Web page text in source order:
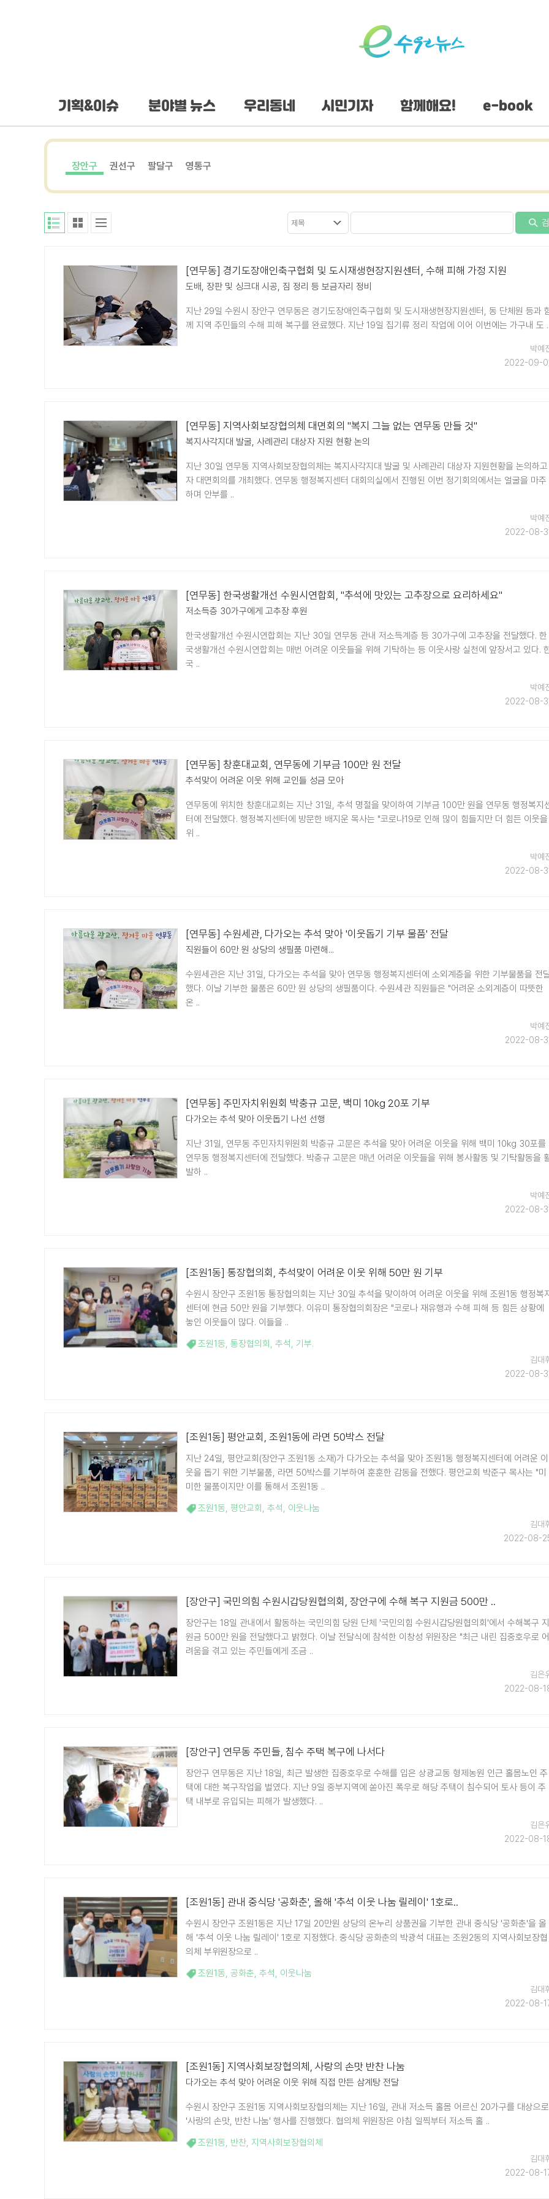
기획&이슈 분야별 뉴스 우리동네 시민기자 함께해요! e-book
장안구 권선구 팔달구 영통구
[연무동] 경기도장애인축구협회 및 도시재생현장지원센터, 수해 피해 가정 지원
도배, 장판 및 싱크대 시공, 짐 정리 등 보금자리 정비
지난 29일 수원시 장안구 연무동은 경기도장애인축구협회 및 도시재생현장지원센터, 동 단체원 등과
께 지역 주민들의 수해 피해 복구를 완료했다. 지난 19일 집기류 정리 작업에 이어 이번에는 가구내 도 ..
박예
2022-09-
[연무동] 지역사회보장협의체 대면회의 "복지 그늘 없는 연무동 만들 것"
복지사각지대 발굴, 사례관리 대상자 지원 현황 논의
지난 30일 연무동 지역사회보장협의체는 복지사각지대 발굴 및 사례관리 대상자 지원현황을 논의하고
자 대면회의를 개최했다. 연무동 행정복지센터 대회의실에서 진행된 이번 정기회의에서는 얼굴을 마주
하며 안부를 ..
박예
2022-08-
[연무동] 한국생활개선 수원시연합회, "추석에 맛있는 고추장으로 요리하세요"
저소득층 30가구에게 고추장 후원
한국생활개선 수원시연합회는 지난 30일 연무동 관내 저소득계층 등 30가구에 고추장을 전달했다. 한
국생활개선 수원시연합회는 매번 어려운 이웃들을 위해 기탁하는 등 이웃사랑 실천에 앞장서고 있다.
국 ..
박예
2022-08-
[연무동] 창훈대교회, 연무동에 기부금 100만 원 전달
추석맞이 어려운 이웃 위해 교인들 성금 모아
연무동에 위치한 창훈대교회는 지난 31일, 추석 명절을 맞이하여 기부금 100만 원을 연무동 행정복지
터에 전달했다. 행정복지센터에 방문한 배지운 목사는 "코로나19로 인해 많이 힘들지만 더 힘든 이웃을
위 ..
박예
2022-08-
[연무동] 수원세관, 다가오는 추석 맞아 '이웃돕기 기부 물품' 전달
직원들이 60만 원 상당의 생필품 마련해...
수원세관은 지난 31일, 다가오는 추석을 맞아 연무동 행정복지센터에 소외계층을 위한 기부물품을 전
했다. 이날 기부한 물품은 60만 원 상당의 생필품이다. 수원세관 직원들은 "어려운 소외계층이 따뜻한
온 ..
박예
2022-08-
[연무동] 주민자치위원회 박충규 고문, 백미 10kg 20포 기부
다가오는 추석 맞아 이웃돕기 나선 선행
지난 31일, 연무동 주민자치위원회 박충규 고문은 추석을 맞아 어려운 이웃을 위해 백미 10kg 30포를
연무동 행정복지센터에 전달했다. 박충규 고문은 매년 어려운 이웃들을 위해 봉사활동 및 기탁활동을
발하 ..
박예
2022-08-
[조원1동] 통장협의회, 추석맞이 어려운 이웃 위해 50만 원 기부
수원시 장안구 조원1동 통장협의회는 지난 30일 추석을 맞이하여 어려운 이웃을 위해 조원1동 행정복지
센터에 현금 50만 원을 기부했다. 이유미 통장협의회장은 "코로나 재유행과 수해 피해 등 힘든 상황에
놓인 이웃들이 많다. 이들을 ..
조원1동, 통장협의회 , 추석, 기부.
김대
2022-08-
[조원1동] 평안교회, 조원1동에 라면 50박스 전달
지난 24일, 평안교회(장안구 조원1동 소재)가 다가오는 추석을 맞아 조원1동 행정복지센터에 어려운 이
웃을 돕기 위한 기부물품, 라면 50박스를 기부하여 훈훈한 감동을 전했다. 평안교회 박준구 목사는 "미
미한 물품이지만 이를 통해서 조원1동 ..
조원1동, 평안교회 , 추석, 이웃나눔
김대
2022-08-
[장안구] 국민의힘 수원시갑당원협의회, 장안구에 수해 복구 지원금 500만 ..
장안구는 18일 관내에서 활동하는 국민의힘 당원 단체 '국민의힘 수원시갑당원협의회'에서 수해복구 지
원금 500만 원을 전달했다고 밝혔다. 이날 전달식에 참석한 이창성 위원장은 "최근 내린 집중호우로 어
려움을 겪고 있는 주민들에게 조금 ..
김은
2022-08-
[장안구] 연무동 주민들, 침수 주택 복구에 나서다
장안구 연무동은 지난 18일, 최근 발생한 집중호우로 수해를 입은 상광교동 형제농원 인근 홀몸노인 주
택에 대한 복구작업을 벌였다. 지난 9일 중부지역에 쏟아진 폭우로 해당 주택이 침수되어 토사 등이 주
택 내부로 유입되는 피해가 발생했다. ..
김은
2022-08-
[조원1동] 관내 중식당 '공화춘', 올해 '추석 이웃 나눔 릴레이' 1호로..
수원시 장안구 조원1동은 지난 17일 20만원 상당의 온누리 상품권을 기부한 관내 중식당 '공화춘'을 올
해 '추석 이웃 나눔 릴레이' 1호로 지정했다. 중식당 공화춘의 박광석 대표는 조원2동의 지역사회보장협
의체 부위원장으로 ..
조원1동, 공화춘, 추석, 이웃나눔
김대
2022-08-
[조원1동] 지역사회보장협의체, 사랑의 손맛 반찬 나눔
다가오는 추석 맞아 어려운 이웃 위해 직접 만든 삼계탕 전달
수원시 장안구 조원1동 지역사회보장협의체는 지난 16일, 관내 저소득 홀몸 어르신 20가구를 대상으로
'사랑의 손맛, 반찬 나눔' 행사를 진행했다. 협의체 위원장은 아침 일찍부터 저소득 홀 ..
조원1동, 반찬, 지역사회보장협의체
김대
2022-08-